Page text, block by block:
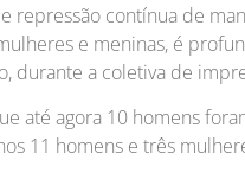
repressão contínua de
e meninas, é
durante a coletiva de
até agora 10 homens
11 homens e três